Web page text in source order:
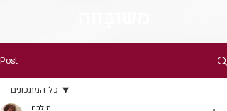
Post
כל המתכונים
מילכה